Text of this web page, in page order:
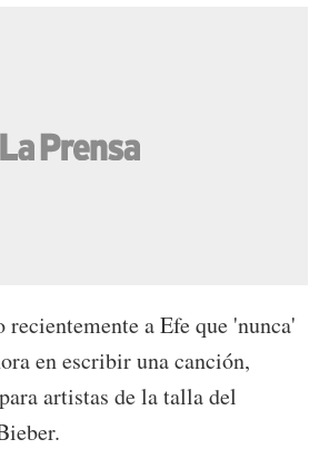
recientemente a Efe que 'nunca'
en escribir una canción,
artistas de la talla del